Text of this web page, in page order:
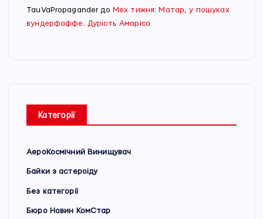
TauVaPropaganderдо Мех тижня: Матар, у пошуках
вундерфаффе. Дурість Амаріса
Категорії
АероКосмічний Винищувач
Байки з астероіду
Без категорії
Бюро Новин КомСтар